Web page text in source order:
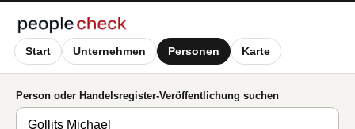
Start Unternehmen Personen Karte
Person oder Handelsregister-Veröffentlichung suchen